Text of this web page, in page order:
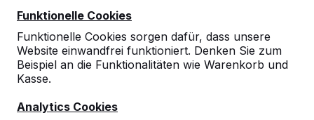
Funktionelle Cookies
Funktionelle Cookies sorgen dafür, dass unsere
Website einwandfrei funktioniert. Denken Sie zum
Beispiel an die Funktionalitäten wie Warenkorb und
Kasse.
Analytics Cookies